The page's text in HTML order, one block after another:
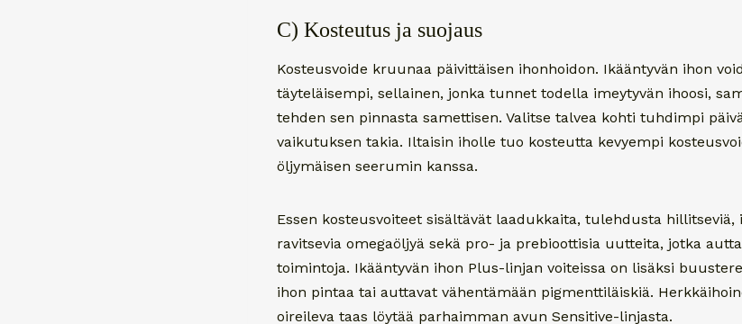
C) Kosteutus ja suojaus
Kosteusvoide kruunaa päivittäisen ihonhoidon. Ikääntyvän ihon
täyteläisempi, sellainen, jonka tunnet todella imeytyvän ihoosi,
tehden sen pinnasta samettisen. Valitse talvea kohti tuhdimpi
vaikutuksen takia. Iltaisin iholle tuo kosteutta kevyempi
öljymäisen seerumin kanssa.
Essen kosteusvoiteet sisältävät laadukkaita, tulehdusta hillitseviä,
ravitsevia omegaöljyä sekä pro- ja prebioottisia uutteita, jotka
toimintoja. Ikääntyvän ihon Plus-linjan voiteissa on lisäksi
ihon pintaa tai auttavat vähentämään pigmenttiläiskiä.
oireileva taas löytää parhaimman avun Sensitive-linjasta.